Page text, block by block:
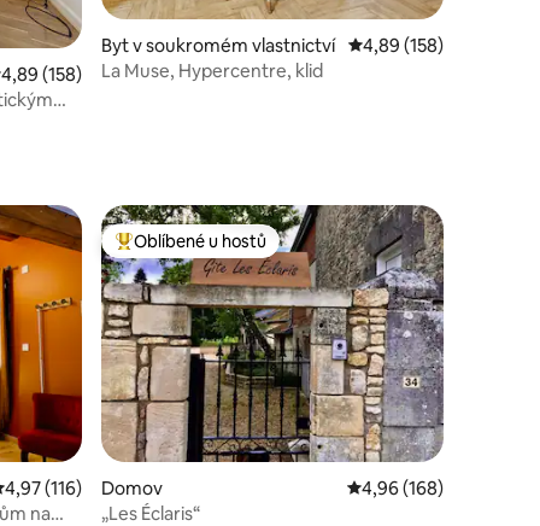
hodnocení 4,89 z 5, 158 hodnocení
4,89 (158)
Byt v soukromém vlastnictví Průměrné hodnocení
4,89 (158)
La Muse, Hypercentre, klid
hodnocení 4,97 z 5, 116 hodnocení
4,97 (116)
na
Nejlepší v kategorii Oblíbené u hostů
Oblíbené u hostů
Domov Průměrné hodnocení
4,96 (168)
„Les Éclaris“